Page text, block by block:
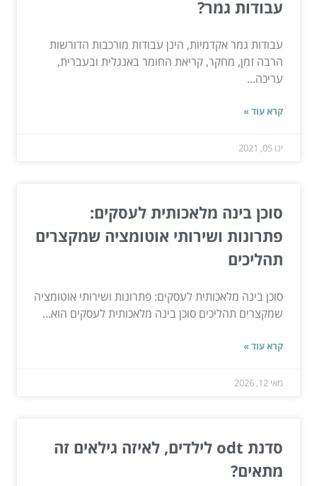
עבודות גמר?
עבודות גמר אקדמיות, הינן עבודות מורכבות הדורשות
הרבה זמן, מחקר, קריאת החומר באנגלית ובעברית,
עריכה...
קרא עוד »
ינו 05, 2021
סוכן בינה מלאכותית לעסקים:
פתרונות ושירותי אוטומציה שמקצרים
תהליכים
סוכן בינה מלאכותית לעסקים: פתרונות ושירותי אוטומציה
שמקצרים תהליכים סוכן בינה מלאכותית לעסקים הוא...
קרא עוד »
מאי 12, 2026
סדנת odt לילדים, לאיזה גילאים זה
מתאים?